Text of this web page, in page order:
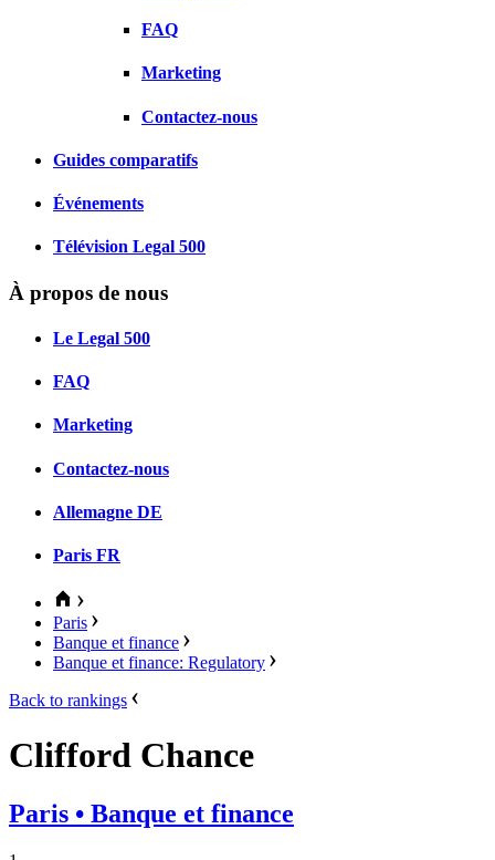
FAQ
Marketing
Contactez-nous
Guides comparatifs
Événements
Télévision Legal 500
À propos de nous
Le Legal 500
FAQ
Marketing
Contactez-nous
Allemagne DE
Paris FR
Paris
Banque et finance
Banque et finance: Regulatory
Back to rankings
Clifford Chance
Paris • Banque et finance